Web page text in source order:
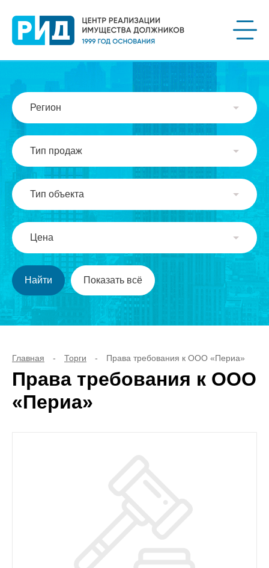
Регион
Тип продаж
Тип объекта
Цена
Главная - Торги - Права требования к ООО «Периа»
Права требования к ООО
«Периа»